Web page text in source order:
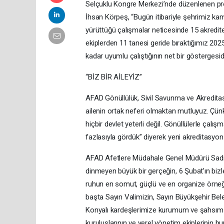
Selçuklu Kongre Merkezi’nde düzenlenen
İhsan Körpeş, “Bugün itibariyle şehrimiz
yürüttüğü çalışmalar neticesinde 15
ekiplerden 11 tanesi geride bıraktığımız
kadar uyumlu çalıştığının net bir
“BİZ BİR AİLEYİZ”
AFAD Gönüllülük, Sivil Savunma ve
ailenin ortak neferi olmaktan mutluyuz.
hiçbir devlet yeterli değil. Gönüllülerle
fazlasıyla gördük” diyerek yeni akreditasyon
AFAD Afetlere Müdahale Genel Müdürü
dinmeyen büyük bir gerçeğin, 6 Şubat’ın
ruhun en somut, güçlü ve en organize
başta Sayın Valimizin, Sayın Büyükşehir
Konyalı kardeşlerimize kurumum ve şahsım